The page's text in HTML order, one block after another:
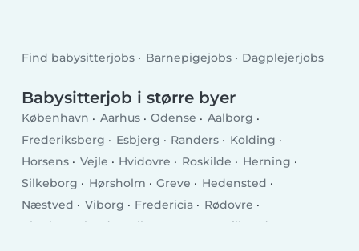
Find babysitterjobs Barnepigejobs Dagplejerjobs
Babysitterjob i større byer
København Aarhus Odense
Aalborg
Frederiksberg
Esbjerg Randers
Kolding
Horsens
Vejle Hvidovre Roskilde
Herning
Silkeborg
Hørsholm Greve
Hedensted
Næstved
Viborg Fredericia
Rødovre
Charlottenlund
Ballerup Hillerød